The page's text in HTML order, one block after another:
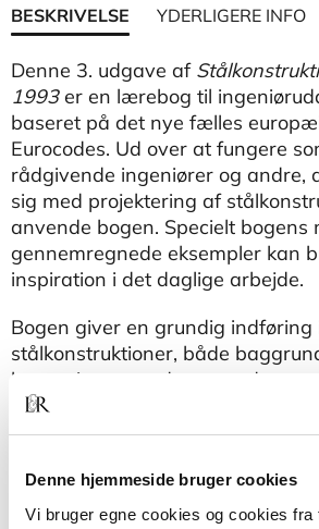
Denne hjemmeside bruger cookies
Vi bruger egne cookies og cookies fra
BESKRIVELSE YDERLIGERE INFO
Denne 3. udgave af
1993er en lærebog til
baseret på det nye fælles
Eurocodes. Ud over at fungere
rådgivende ingeniører og andre,
sig med projektering af
anvende bogen. Specielt bogens
gennemregnede eksempler kan
inspiration i det daglige arbejde.
Bogen giver en grundig
stålkonstruktioner, både
beregningsmetoderne og den
stålnormen, DS/EN 1993, inkl. de
Desuden er der flere steder
forfatterne har vurderet nyttige
projekterende.